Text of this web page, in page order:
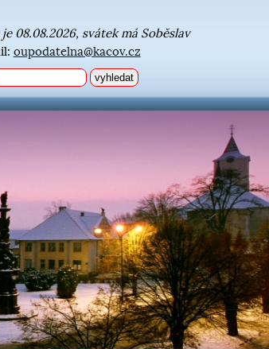
je 08.08.2026, svátek má Soběslav
oupodatelna@kacov.cz